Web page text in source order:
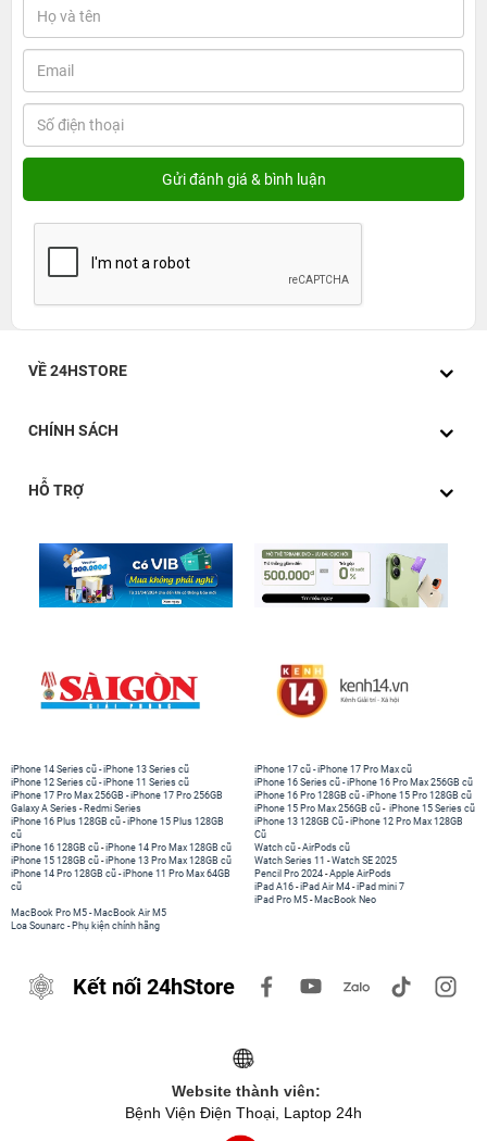
VỀ 24HSTORE
CHÍNH SÁCH
HỖ TRỢ
iPhone 14 Series cũ -iPhone 13 Series cũ
iPhone 12 Series cũ -iPhone 11 Series cũ
iPhone 17 Pro Max 256GB -iPhone 17 Pro 256GB
Galaxy A Series - Redmi Series
iPhone 17 cũ -iPhone 17 Pro Max cũ
iPhone 16 Series cũ - iPhone 16 Pro Max 256GB cũ
iPhone 16 Pro 128GB cũ -iPhone 15 Pro 128GB cũ
iPhone 15 Pro Max 256GB cũ - iPhone 15 Series cũ
iPhone 16 Plus 128GB cũ -iPhone 15 Plus 128GB
cũ
iPhone 16 128GB cũ -iPhone 14 Pro Max 128GB cũ
iPhone 15 128GB cũ -iPhone 13 Pro Max 128GB cũ
iPhone 14 Pro 128GB cũ -iPhone 11 Pro Max 64GB
cũ
iPhone 13 128GB Cũ -iPhone 12 Pro Max 128GB
Cũ
Watch cũ -AirPods cũ
Watch Series 11 -Watch SE 2025
Pencil Pro 2024 -Apple AirPods
iPad A16 -iPad Air M4 -iPad mini 7
iPad Pro M5 - MacBook Neo
MacBook Pro M5 - MacBook Air M5
Loa Sounarc - Phụ kiện chính hãng
Kết nối 24hStore
Website thành viên:
Bệnh Viện Điện Thoại, Laptop 24h